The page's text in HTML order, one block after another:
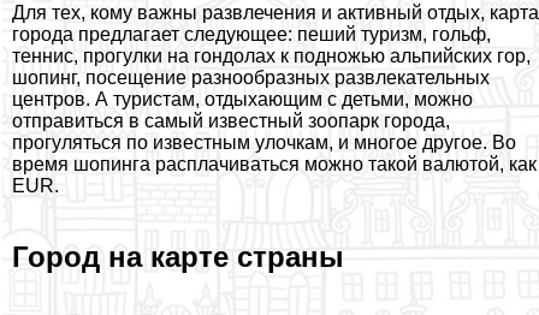
Для тех, кому важны развлечения и активный отдых, карта
города предлагает следующее: пеший туризм, гольф,
теннис, прогулки на гондолах к подножью альпийских гор,
шопинг, посещение разнообразных развлекательных
центров. А туристам, отдыхающим с детьми, можно
отправиться в самый известный зоопарк города,
прогуляться по известным улочкам, и многое другое. Во
время шопинга расплачиваться можно такой валютой, как
EUR.
Город на карте страны